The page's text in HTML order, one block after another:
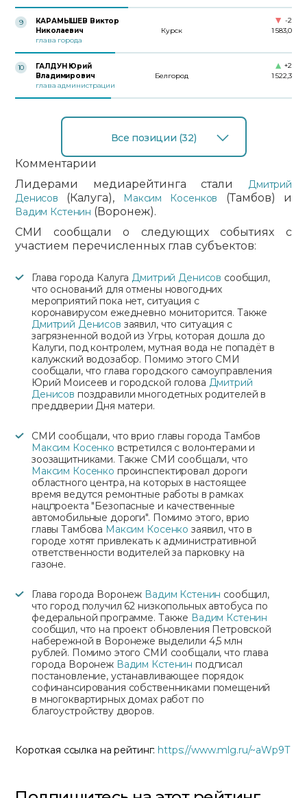
9
КАРАМЫШЕВ Виктор
Николаевич
глава города
Курск 1 583,0
-2
10
ГАЛДУН Юрий
Владимирович
глава администрации
Белгород 1 522,3
+2
Все позиции (32)
Комментарии
Лидерами медиарейтинга стали Дмитрий
Денисов (Калуга), Максим Косенков (Тамбов) и
Вадим Кстенин (Воронеж).
СМИ сообщали о следующих событиях с
участием перечисленных глав субъектов:
Глава города Калуга Дмитрий Денисов сообщил,
что оснований для отмены новогодних
мероприятий пока нет, ситуация с
коронавирусом ежедневно мониторится. Также
Дмитрий Денисов заявил, что ситуация с
загрязненной водой из Угры, которая дошла до
Калуги, под контролем, мутная вода не попадёт в
калужский водозабор. Помимо этого СМИ
сообщали, что глава городского самоуправления
Юрий Моисеев и городской голова Дмитрий
Денисов поздравили многодетных родителей в
преддверии Дня матери.
СМИ сообщали, что врио главы города Тамбов
Максим Косенко встретился с волонтерами и
зоозащитниками. Также СМИ сообщали, что
Максим Косенко проинспектировал дороги
областного центра, на которых в настоящее
время ведутся ремонтные работы в рамках
нацпроекта "Безопасные и качественные
автомобильные дороги". Помимо этого, врио
главы Тамбова Максим Косенко заявил, что в
городе хотят привлекать к административной
ответственности водителей за парковку на
газоне.
Глава города Воронеж Вадим Кстенин сообщил,
что город получил 62 низкопольных автобуса по
федеральной программе. Также Вадим Кстенин
сообщил, что на проект обновления Петровской
набережной в Воронеже выделили 4,5 млн
рублей. Помимо этого СМИ сообщали, что глава
города Воронеж Вадим Кстенин подписал
постановление, устанавливающее порядок
софинансирования собственниками помещений
в многоквартирных домах работ по
благоустройству дворов.
Короткая ссылка на рейтинг: https://www.mlg.ru/~aWp9T